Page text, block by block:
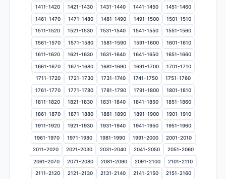
1411-1420 1421-1430 1431-1440 1441-1450 1451-1460
1461-1470 1471-1480 1481-1490 1491-1500 1501-1510
1511-1520 1521-1530 1531-1540 1541-1550 1551-1560
1561-1570 1571-1580 1581-1590 1591-1600 1601-1610
1611-1620 1621-1630 1631-1640 1641-1650 1651-1660
1661-1670 1671-1680 1681-1690 1691-1700 1701-1710
1711-1720 1721-1730 1731-1740 1741-1750 1751-1760
1761-1770 1771-1780 1781-1790 1791-1800 1801-1810
1811-1820 1821-1830 1831-1840 1841-1850 1851-1860
1861-1870 1871-1880 1881-1890 1891-1900 1901-1910
1911-1920 1921-1930 1931-1940 1941-1950 1951-1960
1961-1970 1971-1980 1981-1990 1991-2000 2001-2010
2011-2020 2021-2030 2031-2040 2041-2050 2051-2060
2061-2070 2071-2080 2081-2090 2091-2100 2101-2110
2111-2120 2121-2130 2131-2140 2141-2150 2151-2160